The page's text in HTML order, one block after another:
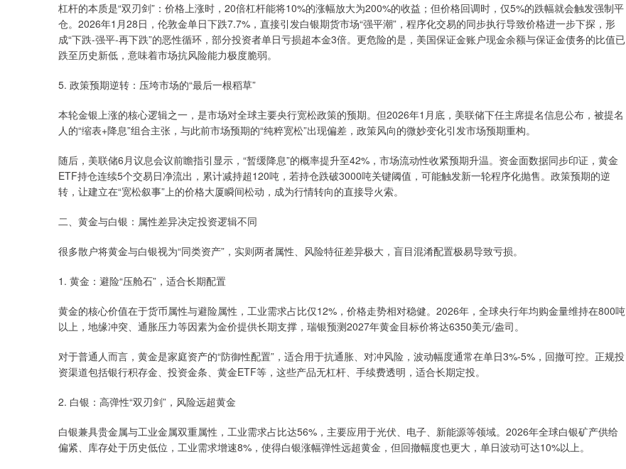
杠杆的本质是“双刃剑”：价格上涨时，20倍杠杆能将10%的涨幅放大为200%的收益；但价格回调时，仅5%的跌幅就会触发强制平
仓。2026年1月28日，伦敦金单日下跌7.7%，直接引发白银期货市场“强平潮”，程序化交易的同步执行导致价格进一步下探，形
成“下跌-强平-再下跌”的恶性循环，部分投资者单日亏损超本金3倍。更危险的是，美国保证金账户现金余额与保证金债务的比值已
跌至历史新低，意味着市场抗风险能力极度脆弱。
5. 政策预期逆转：压垮市场的“最后一根稻草”
本轮金银上涨的核心逻辑之一，是市场对全球主要央行宽松政策的预期。但2026年1月底，美联储下任主席提名信息公布，被提名
人的“缩表+降息”组合主张，与此前市场预期的“纯粹宽松”出现偏差，政策风向的微妙变化引发市场预期重构。
随后，美联储6月议息会议前瞻指引显示，“暂缓降息”的概率提升至42%，市场流动性收紧预期升温。资金面数据同步印证，黄金
ETF持仓连续5个交易日净流出，累计减持超120吨，若持仓跌破3000吨关键阈值，可能触发新一轮程序化抛售。政策预期的逆
转，让建立在“宽松叙事”上的价格大厦瞬间松动，成为行情转向的直接导火索。
二、黄金与白银：属性差异决定投资逻辑不同
很多散户将黄金与白银视为“同类资产”，实则两者属性、风险特征差异极大，盲目混淆配置极易导致亏损。
1. 黄金：避险“压舱石”，适合长期配置
黄金的核心价值在于货币属性与避险属性，工业需求占比仅12%，价格走势相对稳健。2026年，全球央行年均购金量维持在800吨
以上，地缘冲突、通胀压力等因素为金价提供长期支撑，瑞银预测2027年黄金目标价将达6350美元/盎司。
对于普通人而言，黄金是家庭资产的“防御性配置”，适合用于抗通胀、对冲风险，波动幅度通常在单日3%-5%，回撤可控。正规投
资渠道包括银行积存金、投资金条、黄金ETF等，这些产品无杠杆、手续费透明，适合长期定投。
2. 白银：高弹性“双刃剑”，风险远超黄金
白银兼具贵金属与工业金属双重属性，工业需求占比达56%，主要应用于光伏、电子、新能源等领域。2026年全球白银矿产供给
偏紧、库存处于历史低位，工业需求增速8%，使得白银涨幅弹性远超黄金，但回撤幅度也更大，单日波动可达10%以上。